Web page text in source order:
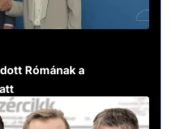
Rómának a